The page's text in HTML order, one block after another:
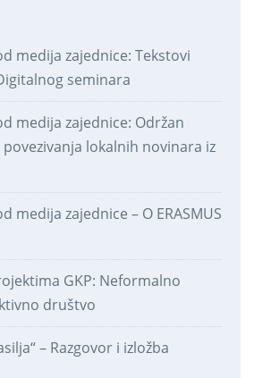
medija zajednice: Tekstovi
seminara
medija zajednice: Održan
lokalnih novinara iz
medija zajednice – O ERASMUS
GKP: Neformalno
društvo
– Razgovor i izložba